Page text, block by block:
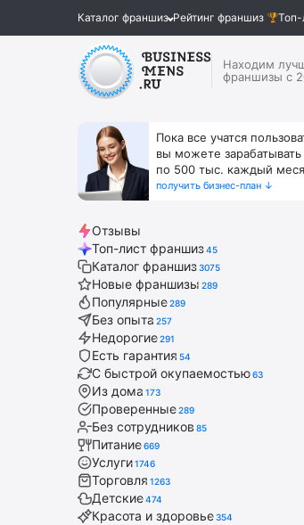
Каталог франшиз Рейтинг франшиз Топ-
Находим
франшизы с
Пока все учатся
вы можете
по 500 тыс. каждый
получить бизнес-план ↓
Отзывы
Топ-лист франшиз45
Каталог франшиз3075
Новые франшизы 289
Популярные289
Без опыта 257
Недорогие291
Есть гарантия 54
С быстрой окупаемостью63
Из дома 173
Проверенные289
Без сотрудников 85
Питание669
Услуги1746
Торговля 1263
Детские474
Красота и здоровье354